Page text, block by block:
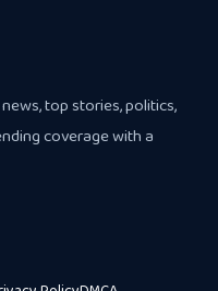
top stories, politics,
coverage with a